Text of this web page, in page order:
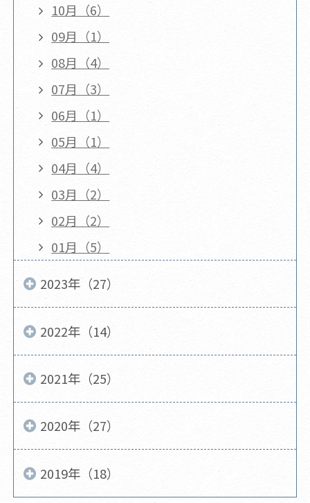
10月（6）
09月（1）
08月（4）
07月（3）
06月（1）
05月（1）
04月（4）
03月（2）
02月（2）
01月（5）
2023年（27）
2022年（14）
2021年（25）
2020年（27）
2019年（18）